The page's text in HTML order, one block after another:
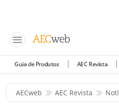
Guia de Produtos AEC Revista
AECweb AEC Revista